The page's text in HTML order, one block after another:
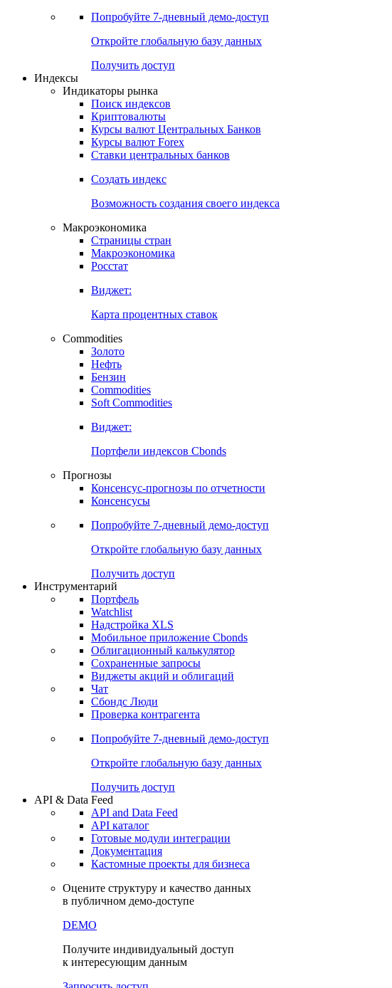
Попробуйте 7-дневный демо-доступ
Откройте глобальную базу данных
Получить доступ
Индексы
Индикаторы рынка
Поиск индексов
Криптовалюты
Курсы валют Центральных Банков
Курсы валют Forex
Ставки центральных банков
Создать индекс
Возможность создания своего индекса
Макроэкономика
Страницы стран
Макроэкономика
Росстат
Виджет:
Карта процентных ставок
Commodities
Золото
Нефть
Бензин
Commodities
Soft Commodities
Виджет:
Портфели индексов Cbonds
Прогнозы
Консенсус-прогнозы по отчетности
Консенсусы
Попробуйте 7-дневный демо-доступ
Откройте глобальную базу данных
Получить доступ
Инструментарий
Портфель
Watchlist
Надстройка XLS
Мобильное приложение Cbonds
Облигационный калькулятор
Сохраненные запросы
Виджеты акций и облигаций
Чат
Сбондс Люди
Проверка контрагента
Попробуйте 7-дневный демо-доступ
Откройте глобальную базу данных
Получить доступ
API & Data Feed
API and Data Feed
API каталог
Готовые модули интеграции
Документация
Кастомные проекты для бизнеса
Оцените структуру и качество данных
в публичном демо-доступе
DEMO
Получите индивидуальный доступ
к интересующим данным